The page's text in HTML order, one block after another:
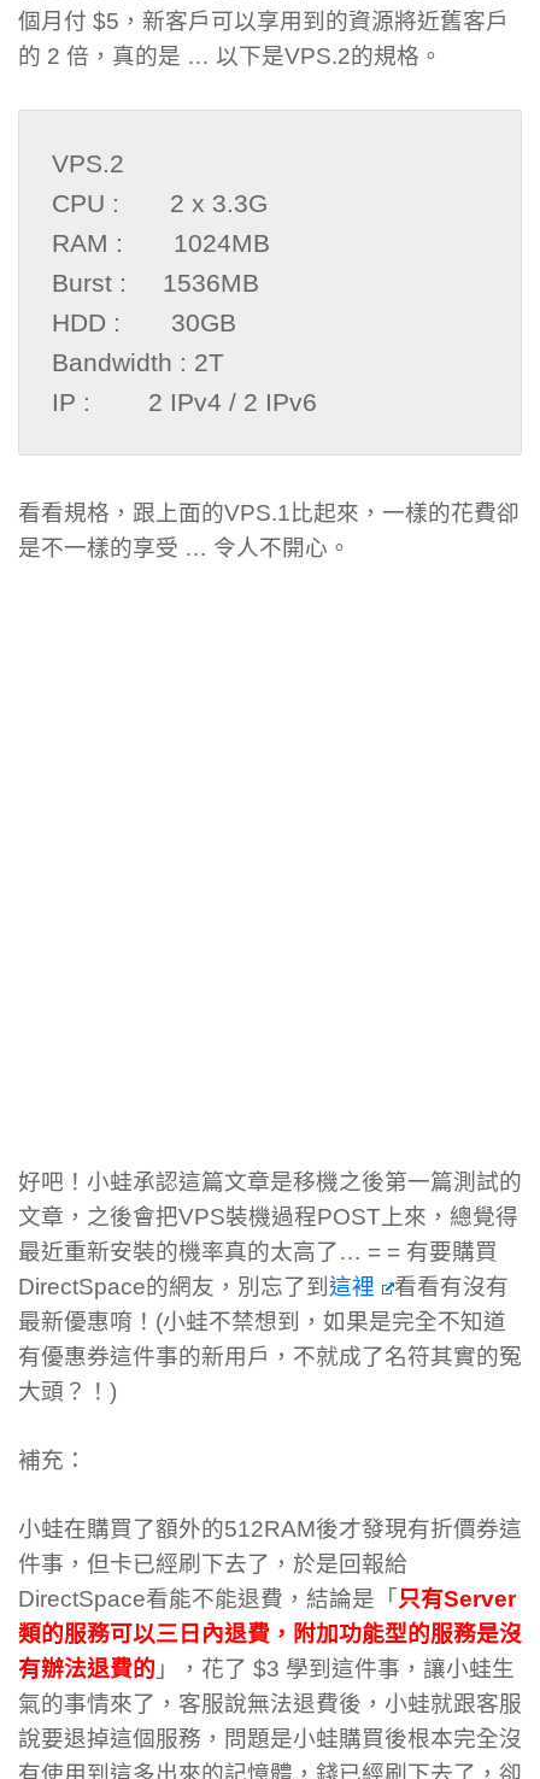
個月付 $5，新客戶可以享用到的資源將近舊客戶
的 2 倍，真的是 … 以下是VPS.2的規格。
VPS.2
CPU :       2 x 3.3G
RAM :       1024MB
Burst :     1536MB
HDD :       30GB
Bandwidth : 2T
IP :        2 IPv4 / 2 IPv6
看看規格，跟上面的VPS.1比起來，一樣的花費卻
是不一樣的享受 … 令人不開心。
好吧！小蛙承認這篇文章是移機之後第一篇測試的
文章，之後會把VPS裝機過程POST上來，總覺得
最近重新安裝的機率真的太高了… = = 有要購買
DirectSpace的網友，別忘了到 這裡
看看有沒有
最新優惠唷！(小蛙不禁想到，如果是完全不知道
有優惠券這件事的新用戶，不就成了名符其實的冤
大頭？！)
補充：
小蛙在購買了額外的512RAM後才發現有折價券這
件事，但卡已經刷下去了，於是回報給
DirectSpace看能不能退費，結論是「 只有Server
類的服務可以三日內退費，附加功能型的服務是沒
有辦法退費的 」，花了 $3 學到這件事，讓小蛙生
氣的事情來了，客服說無法退費後，小蛙就跟客服
說要退掉這個服務，問題是小蛙購買後根本完全沒
有使用到這多出來的記憶體，錢已經刷下去了，卻